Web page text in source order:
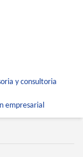
y consultoria
empresarial